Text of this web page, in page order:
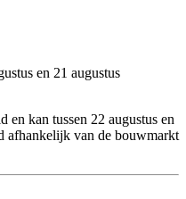
en 21 augustus
kan tussen 22 augustus en
afhankelijk van de bouwmarkt